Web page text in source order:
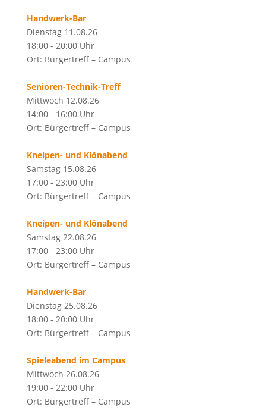
Handwerk-Bar
Dienstag 11.08.26
18:00 - 20:00 Uhr
Ort: Bürgertreff – Campus
Senioren-Technik-Treff
Mittwoch 12.08.26
14:00 - 16:00 Uhr
Ort: Bürgertreff – Campus
Kneipen- und Klönabend
Samstag 15.08.26
17:00 - 23:00 Uhr
Ort: Bürgertreff – Campus
Kneipen- und Klönabend
Samstag 22.08.26
17:00 - 23:00 Uhr
Ort: Bürgertreff – Campus
Handwerk-Bar
Dienstag 25.08.26
18:00 - 20:00 Uhr
Ort: Bürgertreff – Campus
Spieleabend im Campus
Mittwoch 26.08.26
19:00 - 22:00 Uhr
Ort: Bürgertreff – Campus